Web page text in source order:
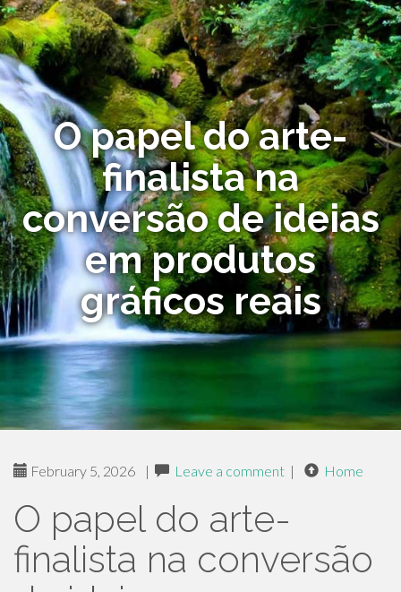
O papel do arte-
finalista na
conversão de ideias
em produtos
gráficos reais
February 5, 2026 | Leave a comment | Home
O papel do arte-
finalista na conversão